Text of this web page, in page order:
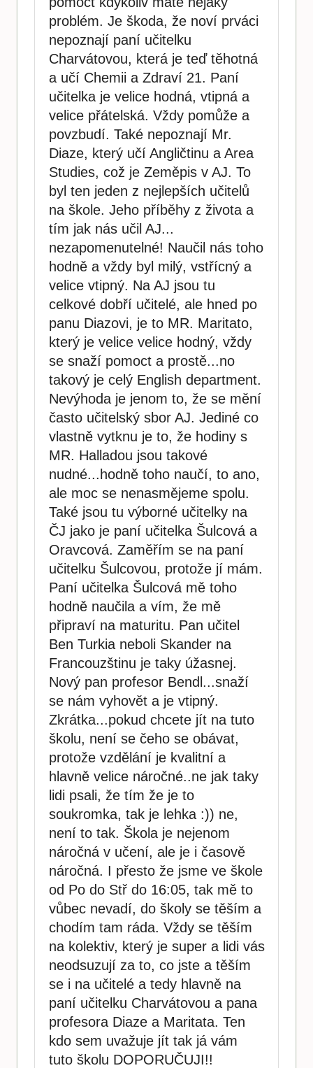
problém. Je škoda, že noví prváci
nepoznají paní učitelku
Charvátovou, která je teď těhotná
a učí Chemii a Zdraví 21. Paní
učitelka je velice hodná, vtipná a
velice přátelská. Vždy pomůže a
povzbudí. Také nepoznají Mr.
Diaze, který učí Angličtinu a Area
Studies, což je Zeměpis v AJ. To
byl ten jeden z nejlepších učitelů
na škole. Jeho příběhy z života a
tím jak nás učil AJ...
nezapomenutelné! Naučil nás toho
hodně a vždy byl milý, vstřícný a
velice vtipný. Na AJ jsou tu
celkové dobří učitelé, ale hned po
panu Diazovi, je to MR. Maritato,
který je velice velice hodný, vždy
se snaží pomoct a prostě...no
takový je celý English department.
Nevýhoda je jenom to, že se mění
často učitelský sbor AJ. Jediné co
vlastně vytknu je to, že hodiny s
MR. Halladou jsou takové
nudné...hodně toho naučí, to ano,
ale moc se nenasmějeme spolu.
Také jsou tu výborné učitelky na
ČJ jako je paní učitelka Šulcová a
Oravcová. Zaměřím se na paní
učitelku Šulcovou, protože jí mám.
Paní učitelka Šulcová mě toho
hodně naučila a vím, že mě
připraví na maturitu. Pan učitel
Ben Turkia neboli Skander na
Francouzštinu je taky úžasnej.
Nový pan profesor Bendl...snaží
se nám vyhovět a je vtipný.
Zkrátka...pokud chcete jít na tuto
školu, není se čeho se obávat,
protože vzdělání je kvalitní a
hlavně velice náročné..ne jak taky
lidi psali, že tím že je to
soukromka, tak je lehka :)) ne,
není to tak. Škola je nejenom
náročná v učení, ale je i časově
náročná. I přesto že jsme ve škole
od Po do Stř do 16:05, tak mě to
vůbec nevadí, do školy se těším a
chodím tam ráda. Vždy se těším
na kolektiv, který je super a lidi vás
neodsuzují za to, co jste a těším
se i na učitelé a tedy hlavně na
paní učitelku Charvátovou a pana
profesora Diaze a Maritata. Ten
kdo sem uvažuje jít tak já vám
tuto školu DOPORUČUJI!!